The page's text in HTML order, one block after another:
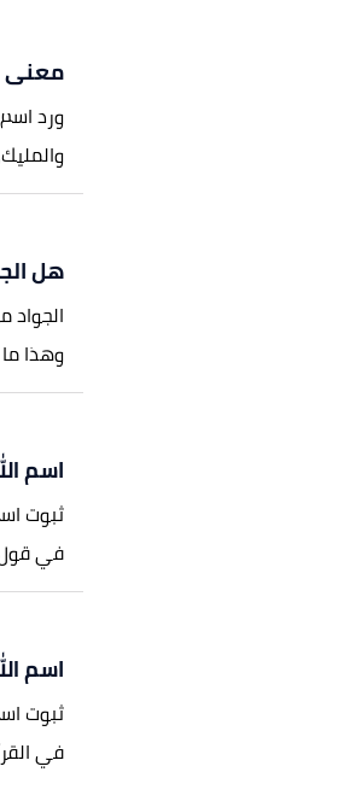
معنى
ورد
هل
الجواد
وهذا
اسم
ثبوت
في قول
اسم
ثبوت
في